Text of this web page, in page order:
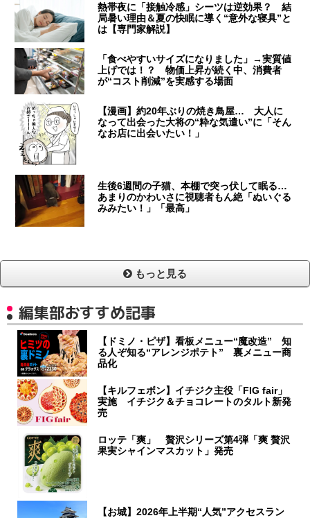
熱帯夜に「接触冷感」シーツは逆効果？ 結
局暑い理由＆夏の快眠に導く“意外な寝具”と
は【専門家解説】
「食べやすいサイズになりました」→実質値
上げでは！？ 物価上昇が続く中、消費者
が“コスト削減”を実感する場面
【漫画】約20年ぶりの焼き鳥屋… 大人に
なって出会った大将の“粋な気遣い”に「そん
なお店に出会いたい！」
生後6週間の子猫、本棚で突っ伏して眠る…
あまりのかわいさに視聴者もん絶「ぬいぐる
みみたい！」「最高」
もっと見る
編集部おすすめ記事
【ドミノ・ピザ】看板メニュー“魔改造” 知
る人ぞ知る“アレンジポテト” 裏メニュー商
品化
【キルフェボン】イチジク主役「FIG fair」
実施 イチジク＆チョコレートのタルト新発
売
ロッテ「爽」 贅沢シリーズ第4弾「爽 贅沢
果実シャインマスカット」発売
【お城】2026年上半期“人気”アクセスラン